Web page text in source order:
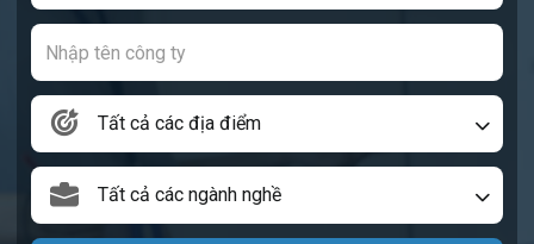
Tất cả các địa điểm
Tất cả các ngành nghề